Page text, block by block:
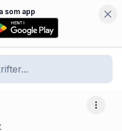
som app
Flere